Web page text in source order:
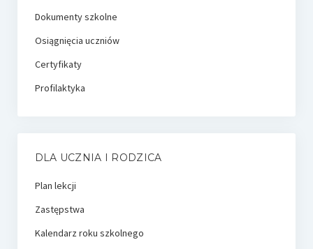
Dokumenty szkolne
Osiągnięcia uczniów
Certyfikaty
Profilaktyka
DLA UCZNIA I RODZICA
Plan lekcji
Zastępstwa
Kalendarz roku szkolnego